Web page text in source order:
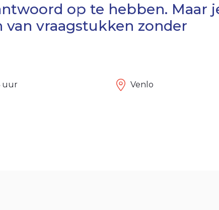
op te hebben. Maar
vraagstukken zonder
uur Venlo